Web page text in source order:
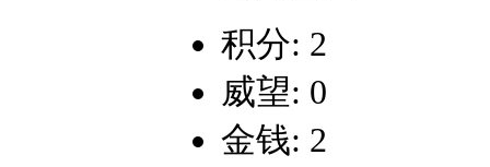
积分: 2
威望: 0
金钱: 2